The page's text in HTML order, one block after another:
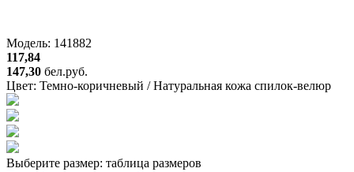
Модель: 141882
117,84
147,30 бел.руб.
Цвет: Темно-коричневый / Натуральная кожа спилок-велюр
Выберите размер: таблица размеров